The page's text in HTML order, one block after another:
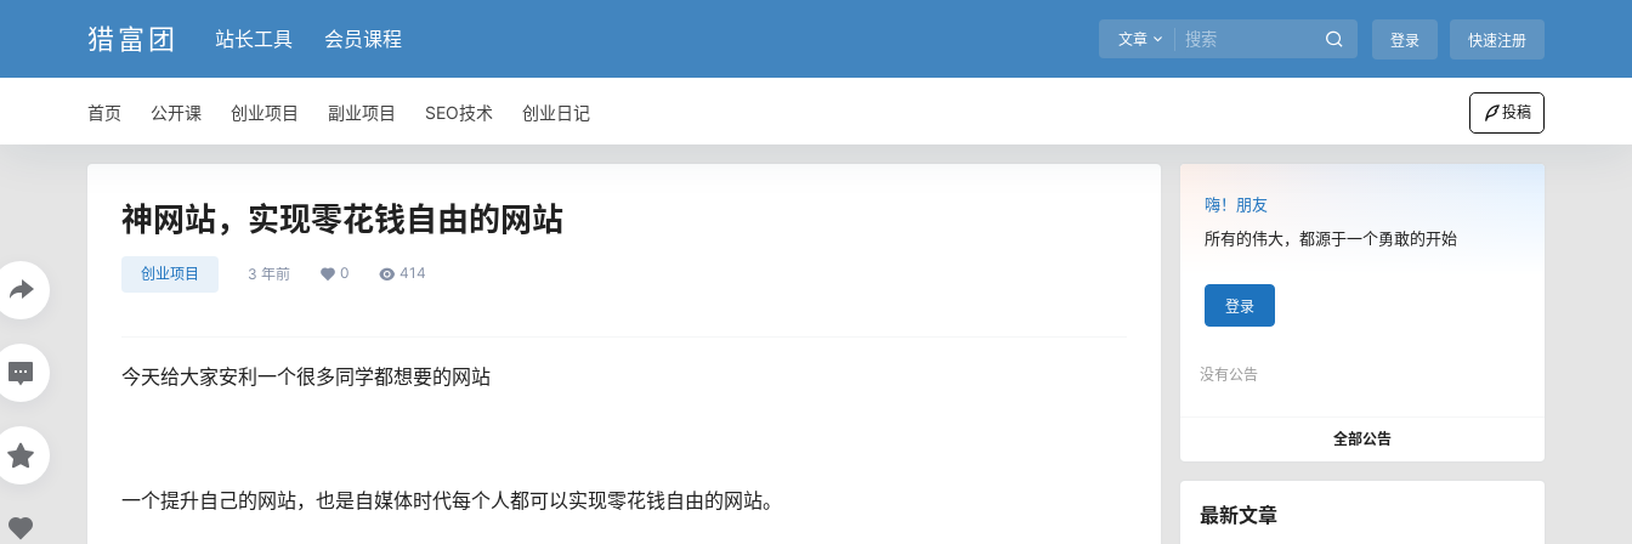
猎富团 站长工具 会员课程 文章 登录 快速注册
首页 公开课 创业项目 副业项目 SEO技术 创业日记 投稿
神网站，实现零花钱自由的网站
创业项目 3 年前 0 414
今天给大家安利一个很多同学都想要的网站
一个提升自己的网站，也是自媒体时代每个人都可以实现零花钱自由的网站。
嗨！朋友
所有的伟大，都源于一个勇敢的开始
登录
没有公告
全部公告
最新文章